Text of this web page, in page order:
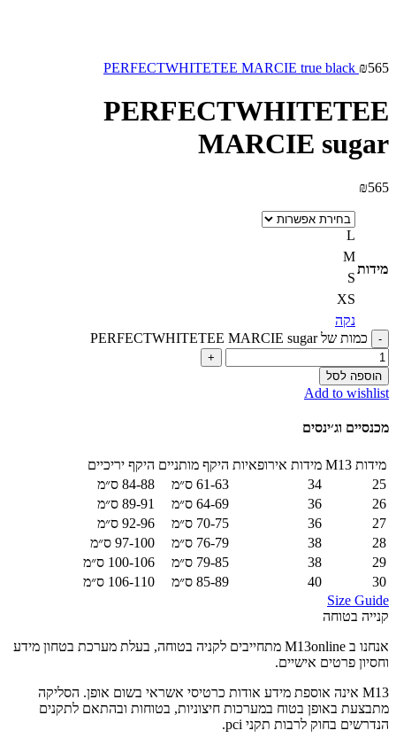
PERFECTWHITETEE MARCIE true black ₪565
PERFECTWHITETEE
MARCIE sugar
₪565
מידות
L
M
S
XS
נקה
כמות של PERFECTWHITETEE MARCIE sugar
הוספה לסל
Add to wishlist
מכנסיים וג׳ינסים
מידות M13 מידות אירופאיות היקף מותניים היקף יריכיים
25
34 61-63 ס״מ
84-88 ס״מ
26
36 64-69 ס״מ
89-91 ס״מ
27
36 70-75 ס״מ
92-96 ס״מ
28
38 76-79 ס״מ
97-100 ס״מ
29
38 79-85 ס״מ
100-106 ס״מ
30
40 85-89 ס״מ
106-110 ס״מ
Size Guide
קנייה בטוחה
אנחנו ב M13online מתחייבים לקניה בטוחה, בעלת מערכת בטחון מידע
וחסיון פרטים אישיים.
M13 אינה אוספת מידע אודות כרטיסי אשראי בשום אופן. הסליקה
מתבצעת באופן בטוח במערכות חיצוניות, בטוחות ובהתאם לתקנים
הנדרשים בחוק לרבות תקני pci.